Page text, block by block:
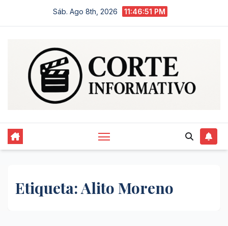
Sáb. Ago 8th, 2026 11:46:52 PM
Etiqueta:Alito Moreno